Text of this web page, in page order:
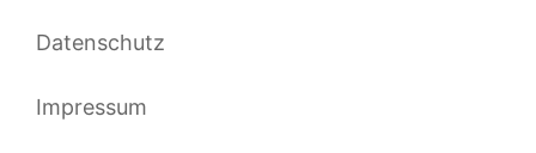
Datenschutz
Impressum